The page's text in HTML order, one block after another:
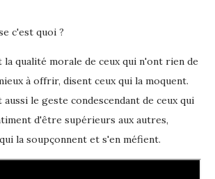
c'est quoi ?
qualité morale de ceux qui n'ont rien de
à offrir, disent ceux qui la moquent.
le geste condescendant de ceux qui
d'être supérieurs aux autres,
la soupçonnent et s'en méfient.